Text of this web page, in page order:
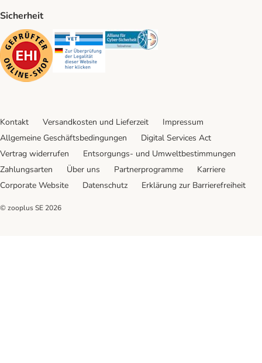
Sicherheit
Security Security Security
Kontakt Versandkosten und Lieferzeit
Impressum
Allgemeine Geschäftsbedingungen
Digital Services Act
Vertrag widerrufen
Entsorgungs- und Umweltbestimmungen
Zahlungsarten
Über uns Partnerprogramme
Karriere
Corporate Website
Datenschutz Erklärung zur Barrierefreiheit
© zooplus SE 2026